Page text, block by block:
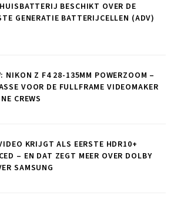
BESCHIKT OVER DE
GENERATIE BATTERIJCELLEN (ADV)
NIKON Z F4 28-135MM POWERZOOM –
VOOR DE FULLFRAME VIDEOMAKER
CREWS
KRIJGT ALS EERSTE HDR10+
– EN DAT ZEGT MEER OVER DOLBY
SAMSUNG